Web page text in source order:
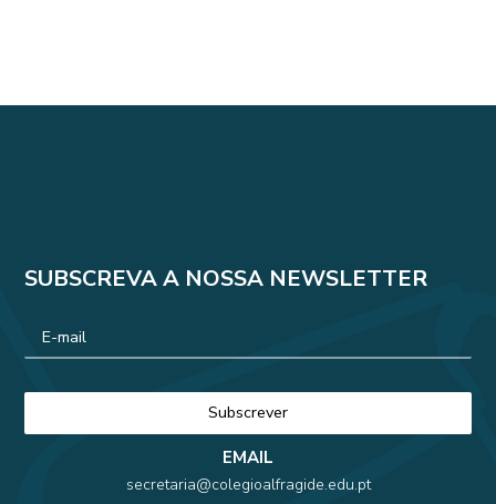
SUBSCREVA A NOSSA NEWSLETTER
EMAIL
secretaria@colegioalfragide.edu.pt